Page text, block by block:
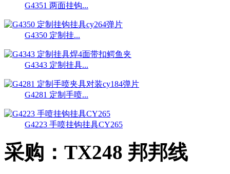
G4351 两面挂钩...
G4350 定制挂...
G4343 定制挂具...
G4281 定制手喷...
G4223 手喷挂钩挂具CY265
采购： TX248 邦邦线